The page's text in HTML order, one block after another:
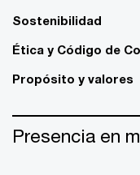
Sostenibilidad
Ética y Código de
Propósito y valores
Presencia en